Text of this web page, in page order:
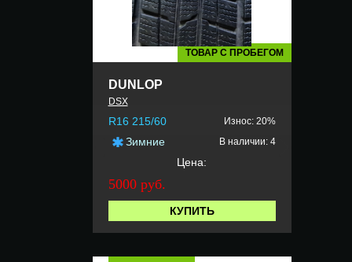
ТОВАР С ПРОБЕГОМ
DUNLOP
DSX
R16 215/60 Износ: 20%
Зимние В наличии: 4
Цена:
5000 руб.
КУПИТЬ